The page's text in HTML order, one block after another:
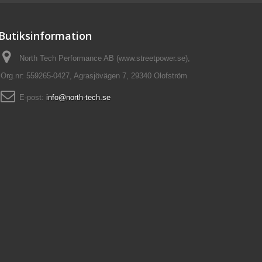
Butiksinformation
North Tech Performance AB (www.streetpower.se),
Org.nr: 559265-0427, Agrasjövägen 7, 29340 Olofström
E-post: info@north-tech.se